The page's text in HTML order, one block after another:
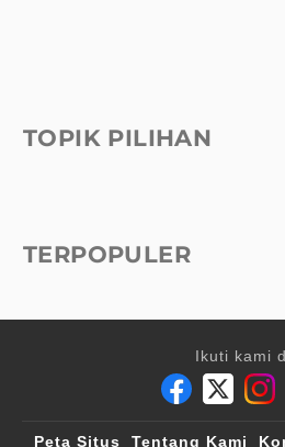
TOPIK PILIHAN
TERPOPULER
Ikuti kami
Peta Situs Tentang Kami